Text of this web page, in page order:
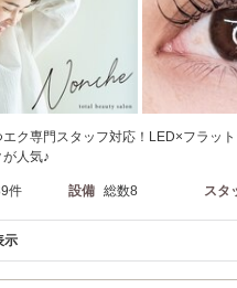
ク専門スタッフ対応！LED×フラット
人気♪
件 設備 総数8 スタ
示